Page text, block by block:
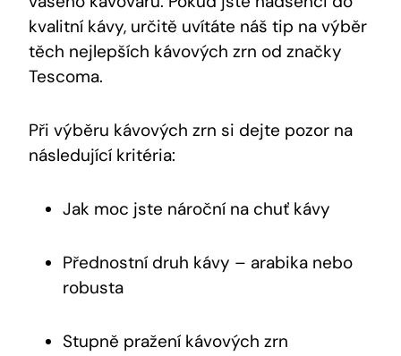
kvalitní kávy, určitě uvítáte náš tip na výběr
těch nejlepších kávových zrn od značky
Tescoma.
Při výběru kávových zrn si dejte pozor na
následující kritéria:
Jak moc jste nároční na chuť kávy
Přednostní druh kávy – arabika nebo
robusta
Stupně pražení kávových zrn